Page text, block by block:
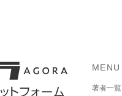
MENU
著者一覧